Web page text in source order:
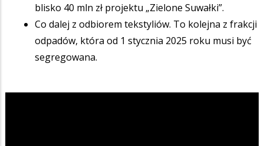
blisko 40 mln zł projektu „Zielone Suwałki”.
Co dalej z odbiorem tekstyliów. To kolejna z frakcji
odpadów, która od 1 stycznia 2025 roku musi być
segregowana.